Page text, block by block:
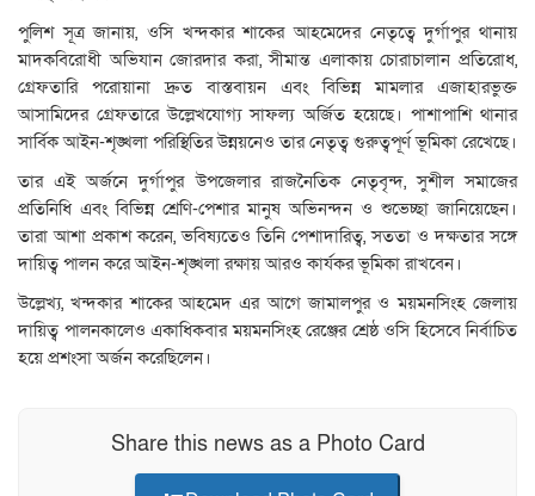
পুলিশ সূত্র জানায়, ওসি খন্দকার শাকের আহমেদের নেতৃত্বে দুর্গাপুর থানায়
মাদকবিরোধী অভিযান জোরদার করা, সীমান্ত এলাকায় চোরাচালান প্রতিরোধ,
গ্রেফতারি পরোয়ানা দ্রুত বাস্তবায়ন এবং বিভিন্ন মামলার এজাহারভুক্ত
আসামিদের গ্রেফতারে উল্লেখযোগ্য সাফল্য অর্জিত হয়েছে। পাশাপাশি থানার
সার্বিক আইন-শৃঙ্খলা পরিস্থিতির উন্নয়নেও তার নেতৃত্ব গুরুত্বপূর্ণ ভূমিকা রেখেছে।
তার এই অর্জনে দুর্গাপুর উপজেলার রাজনৈতিক নেতৃবৃন্দ, সুশীল সমাজের
প্রতিনিধি এবং বিভিন্ন শ্রেণি-পেশার মানুষ অভিনন্দন ও শুভেচ্ছা জানিয়েছেন।
তারা আশা প্রকাশ করেন, ভবিষ্যতেও তিনি পেশাদারিত্ব, সততা ও দক্ষতার সঙ্গে
দায়িত্ব পালন করে আইন-শৃঙ্খলা রক্ষায় আরও কার্যকর ভূমিকা রাখবেন।
উল্লেখ্য, খন্দকার শাকের আহমেদ এর আগে জামালপুর ও ময়মনসিংহ জেলায়
দায়িত্ব পালনকালেও একাধিকবার ময়মনসিংহ রেঞ্জের শ্রেষ্ঠ ওসি হিসেবে নির্বাচিত
হয়ে প্রশংসা অর্জন করেছিলেন।
Share this news as a Photo Card